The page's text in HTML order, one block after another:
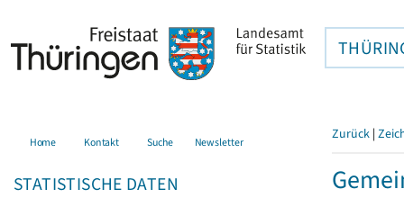
Home Kontakt Suche Newsletter
STATISTISCHE DATEN
Zurück |